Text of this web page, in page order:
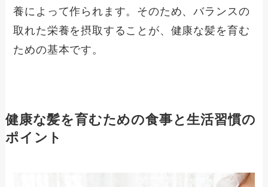
養によって作られます。そのため、バランスの
取れた栄養を摂取することが、健康な髪を育む
ための基本です。
健康な髪を育むための食事と生活習慣の
ポイント